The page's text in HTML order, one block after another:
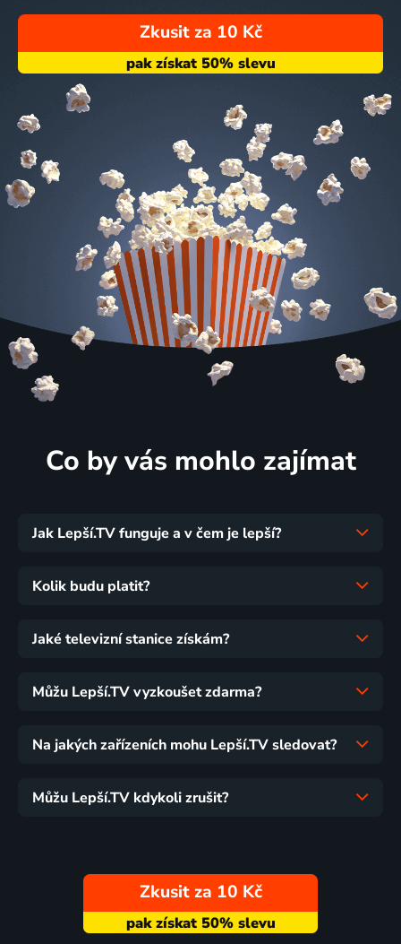
Zkusit za 10 Kč
Co by vás mohlo zajímat
Jak Lepší.TV funguje a v čem je lepší?
Kolik budu platit?
Jaké televizní stanice získám?
Můžu Lepší.TV vyzkoušet zdarma?
Na jakých zařízeních mohu Lepší.TV sledovat?
Můžu Lepší.TV kdykoli zrušit?
Zkusit za 10 Kč